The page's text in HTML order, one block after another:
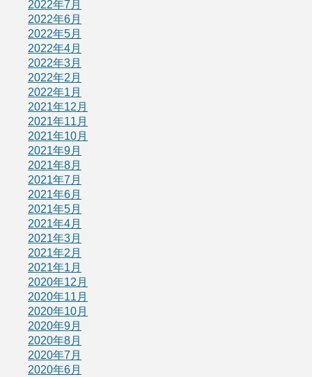
2022年7月
2022年6月
2022年5月
2022年4月
2022年3月
2022年2月
2022年1月
2021年12月
2021年11月
2021年10月
2021年9月
2021年8月
2021年7月
2021年6月
2021年5月
2021年4月
2021年3月
2021年2月
2021年1月
2020年12月
2020年11月
2020年10月
2020年9月
2020年8月
2020年7月
2020年6月